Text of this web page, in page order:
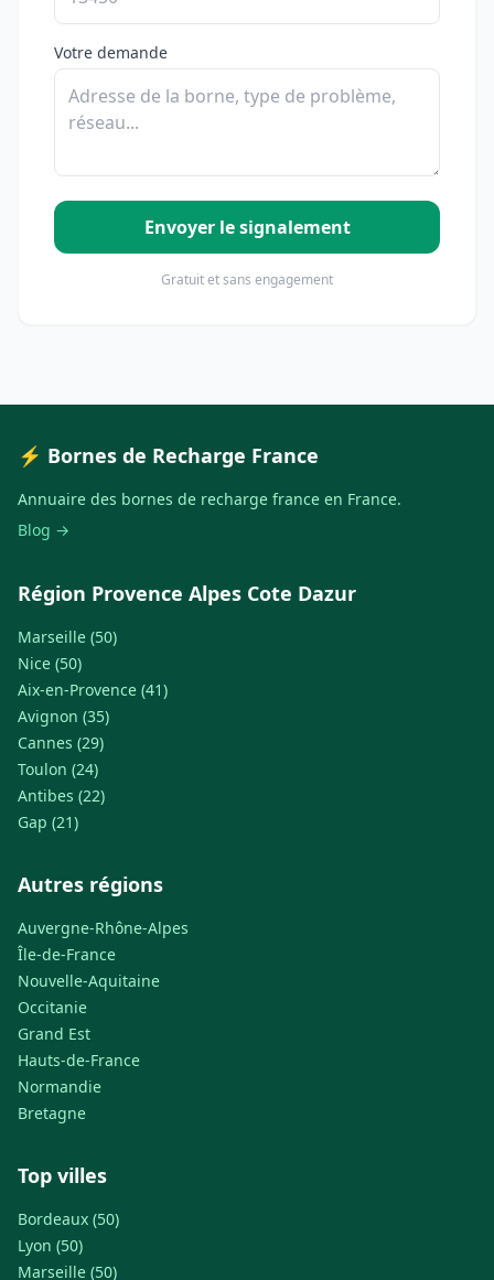
Votre demande
Envoyer le signalement
Gratuit et sans engagement
⚡ Bornes de Recharge France
Annuaire des bornes de recharge france en France.
Blog →
Région Provence Alpes Cote Dazur
Marseille (50)
Nice (50)
Aix-en-Provence (41)
Avignon (35)
Cannes (29)
Toulon (24)
Antibes (22)
Gap (21)
Autres régions
Auvergne-Rhône-Alpes
Île-de-France
Nouvelle-Aquitaine
Occitanie
Grand Est
Hauts-de-France
Normandie
Bretagne
Top villes
Bordeaux (50)
Lyon (50)
Marseille (50)